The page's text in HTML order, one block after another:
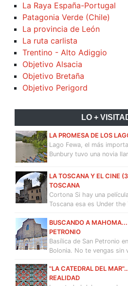
La Raya España-Portugal
Patagonia Verde (Chile)
La provincia de León
La ruta carlista
Trentino - Alto Adiggio
Objetivo Alsacia
Objetivo Bretaña
Objetivo Perigord
LO +
LA PROMESA DE LOS
Lago Fewa, el más
Bunbury tuvo una novia
LA TOSCANA Y EL CINE
TOSCANA
Cortona Si hay una
Toscana esa es Under
BUSCANDO A
PETRONIO
Basílica de San Petronio
Bolonia. No te vengas
"LA CATEDRAL DEL
REALIDAD